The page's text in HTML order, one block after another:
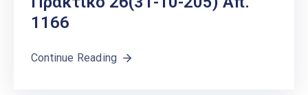
1166
Continue Reading